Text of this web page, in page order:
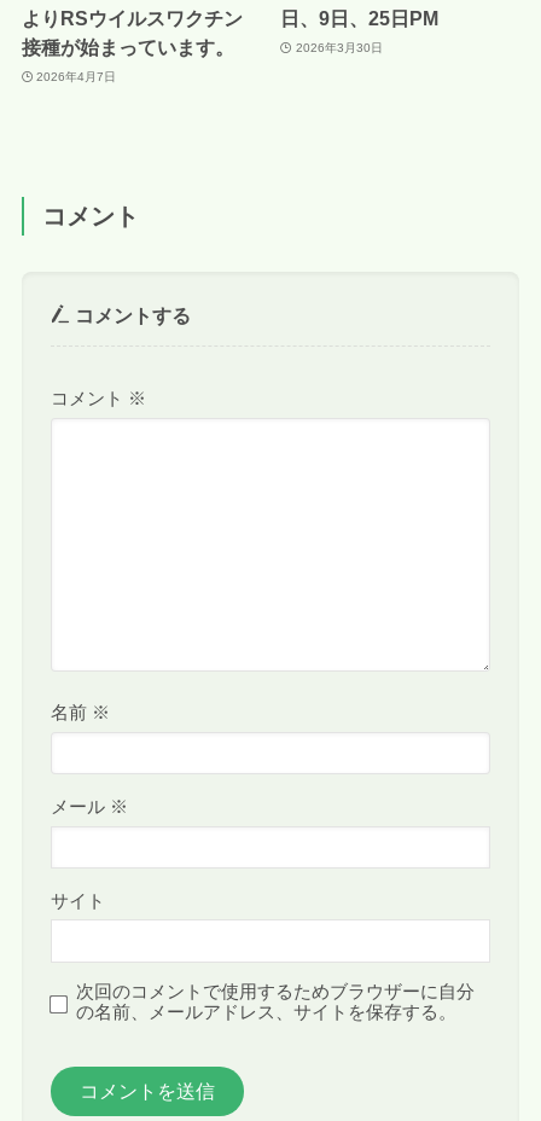
よりRSウイルスワクチン
接種が始まっています。
2026年4月7日
日、9日、25日PM
2026年3月30日
コメント
コメントする
コメント ※
名前 ※
メール ※
サイト
次回のコメントで使用するためブラウザーに自分
の名前、メールアドレス、サイトを保存する。